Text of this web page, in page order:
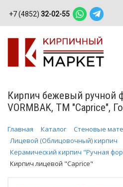
+7 (4852) 32-02-55
Кирпич бежевый ручной
VORMBAK, ТМ "Caprice",
Главная Каталог
Стеновые
Лицевой (Облицовочный) кирпич
Керамический кирпич "Ручная
Кирпич лицевой "Caprice"